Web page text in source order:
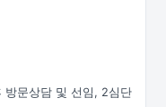
방문상담 및 선임, 2심단